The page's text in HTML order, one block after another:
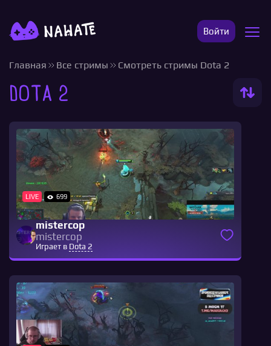
Войти
Главная Все стримы Смотреть стримы Dota 2
Dota 2
LIVE 699
mistercop
mistercop
Играет в Dota 2